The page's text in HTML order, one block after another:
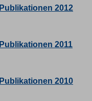
Publikationen 2012
Publikationen 2011
Publikationen 2010